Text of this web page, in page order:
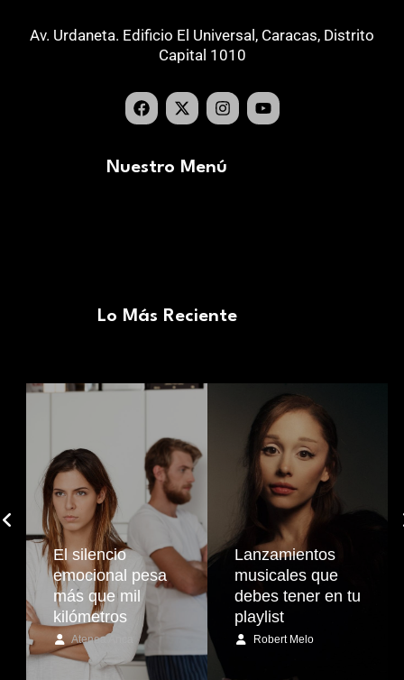
Av. Urdaneta. Edificio El Universal, Caracas, Distrito
Capital 1010
Nuestro Menú
Lo Más Reciente
El silencio
emocional pesa
más que mil
kilómetros
Atenea Anca
Lanzamientos
musicales que
debes tener en tu
playlist
Robert Melo